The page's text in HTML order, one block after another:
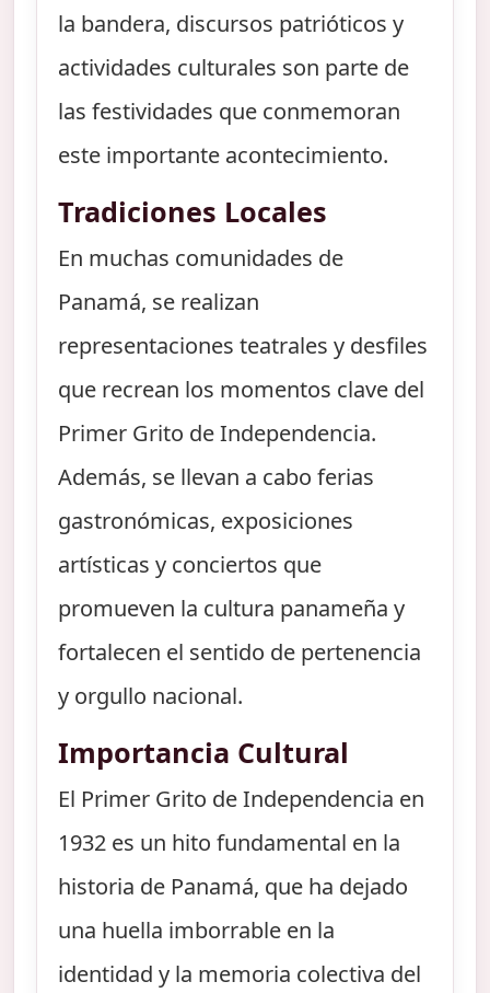
la bandera, discursos patrióticos y
actividades culturales son parte de
las festividades que conmemoran
este importante acontecimiento.
Tradiciones Locales
En muchas comunidades de
Panamá, se realizan
representaciones teatrales y desfiles
que recrean los momentos clave del
Primer Grito de Independencia.
Además, se llevan a cabo ferias
gastronómicas, exposiciones
artísticas y conciertos que
promueven la cultura panameña y
fortalecen el sentido de pertenencia
y orgullo nacional.
Importancia Cultural
El Primer Grito de Independencia en
1932 es un hito fundamental en la
historia de Panamá, que ha dejado
una huella imborrable en la
identidad y la memoria colectiva del